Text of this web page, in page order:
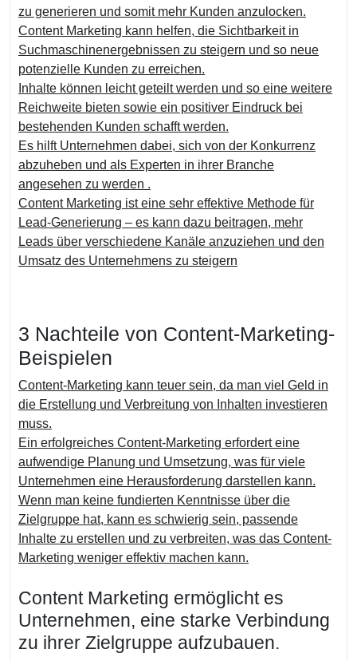
zu generieren und somit mehr Kunden anzulocken.
Content Marketing kann helfen, die Sichtbarkeit in
Suchmaschinenergebnissen zu steigern und so neue
potenzielle Kunden zu erreichen.
Inhalte können leicht geteilt werden und so eine weitere
Reichweite bieten sowie ein positiver Eindruck bei
bestehenden Kunden schafft werden.
Es hilft Unternehmen dabei, sich von der Konkurrenz
abzuheben und als Experten in ihrer Branche
angesehen zu werden .
Content Marketing ist eine sehr effektive Methode für
Lead-Generierung – es kann dazu beitragen, mehr
Leads über verschiedene Kanäle anzuziehen und den
Umsatz des Unternehmens zu steigern
3 Nachteile von Content-Marketing-
Beispielen
Content-Marketing kann teuer sein, da man viel Geld in
die Erstellung und Verbreitung von Inhalten investieren
muss.
Ein erfolgreiches Content-Marketing erfordert eine
aufwendige Planung und Umsetzung, was für viele
Unternehmen eine Herausforderung darstellen kann.
Wenn man keine fundierten Kenntnisse über die
Zielgruppe hat, kann es schwierig sein, passende
Inhalte zu erstellen und zu verbreiten, was das Content-
Marketing weniger effektiv machen kann.
Content Marketing ermöglicht es
Unternehmen, eine starke Verbindung
zu ihrer Zielgruppe aufzubauen.